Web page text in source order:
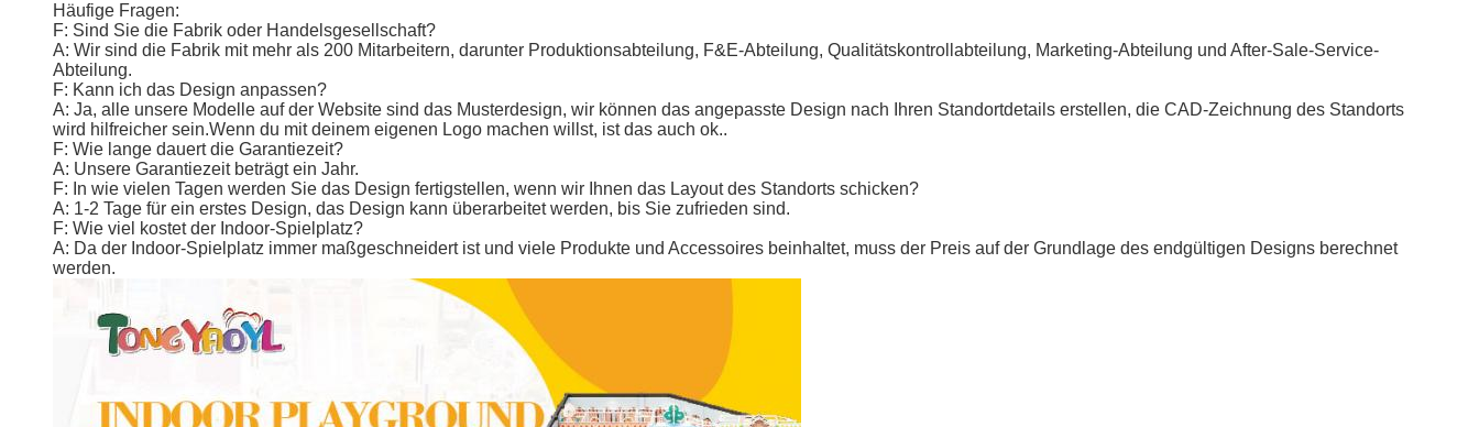
Häufige Fragen:
F: Sind Sie die Fabrik oder Handelsgesellschaft?
A: Wir sind die Fabrik mit mehr als 200 Mitarbeitern, darunter Produktionsabteilung, F&E-Abteilung, Qualitätskontrollabteilung, Marketing-Abteilung und After-Sale-Service-
Abteilung.
F: Kann ich das Design anpassen?
A: Ja, alle unsere Modelle auf der Website sind das Musterdesign, wir können das angepasste Design nach Ihren Standortdetails erstellen, die CAD-Zeichnung des Standorts
wird hilfreicher sein.Wenn du mit deinem eigenen Logo machen willst, ist das auch ok..
F: Wie lange dauert die Garantiezeit?
A: Unsere Garantiezeit beträgt ein Jahr.
F: In wie vielen Tagen werden Sie das Design fertigstellen, wenn wir Ihnen das Layout des Standorts schicken?
A: 1-2 Tage für ein erstes Design, das Design kann überarbeitet werden, bis Sie zufrieden sind.
F: Wie viel kostet der Indoor-Spielplatz?
A: Da der Indoor-Spielplatz immer maßgeschneidert ist und viele Produkte und Accessoires beinhaltet, muss der Preis auf der Grundlage des endgültigen Designs berechnet
werden.